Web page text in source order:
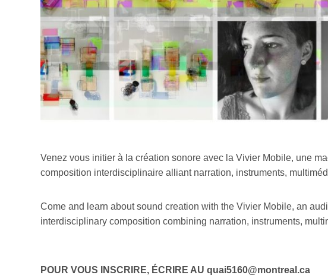
Venez vous initier à la création sonore avec la Vivier Mobile, une
composition interdisciplinaire alliant narration, instruments,
Come and learn about sound creation with the Vivier Mobile, an
interdisciplinary composition combining narration, instruments,
POUR VOUS INSCRIRE, ÉCRIRE AU quai5160@montreal.ca